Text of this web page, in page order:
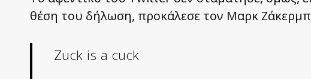
θέση του δήλωση, προκάλεσε τον Μαρκ
Zuck is a cuck